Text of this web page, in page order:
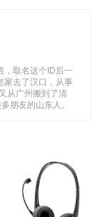
，取名这个ID后一
家去了汉口，从事
从广州搬到了清
朋友的山东人。